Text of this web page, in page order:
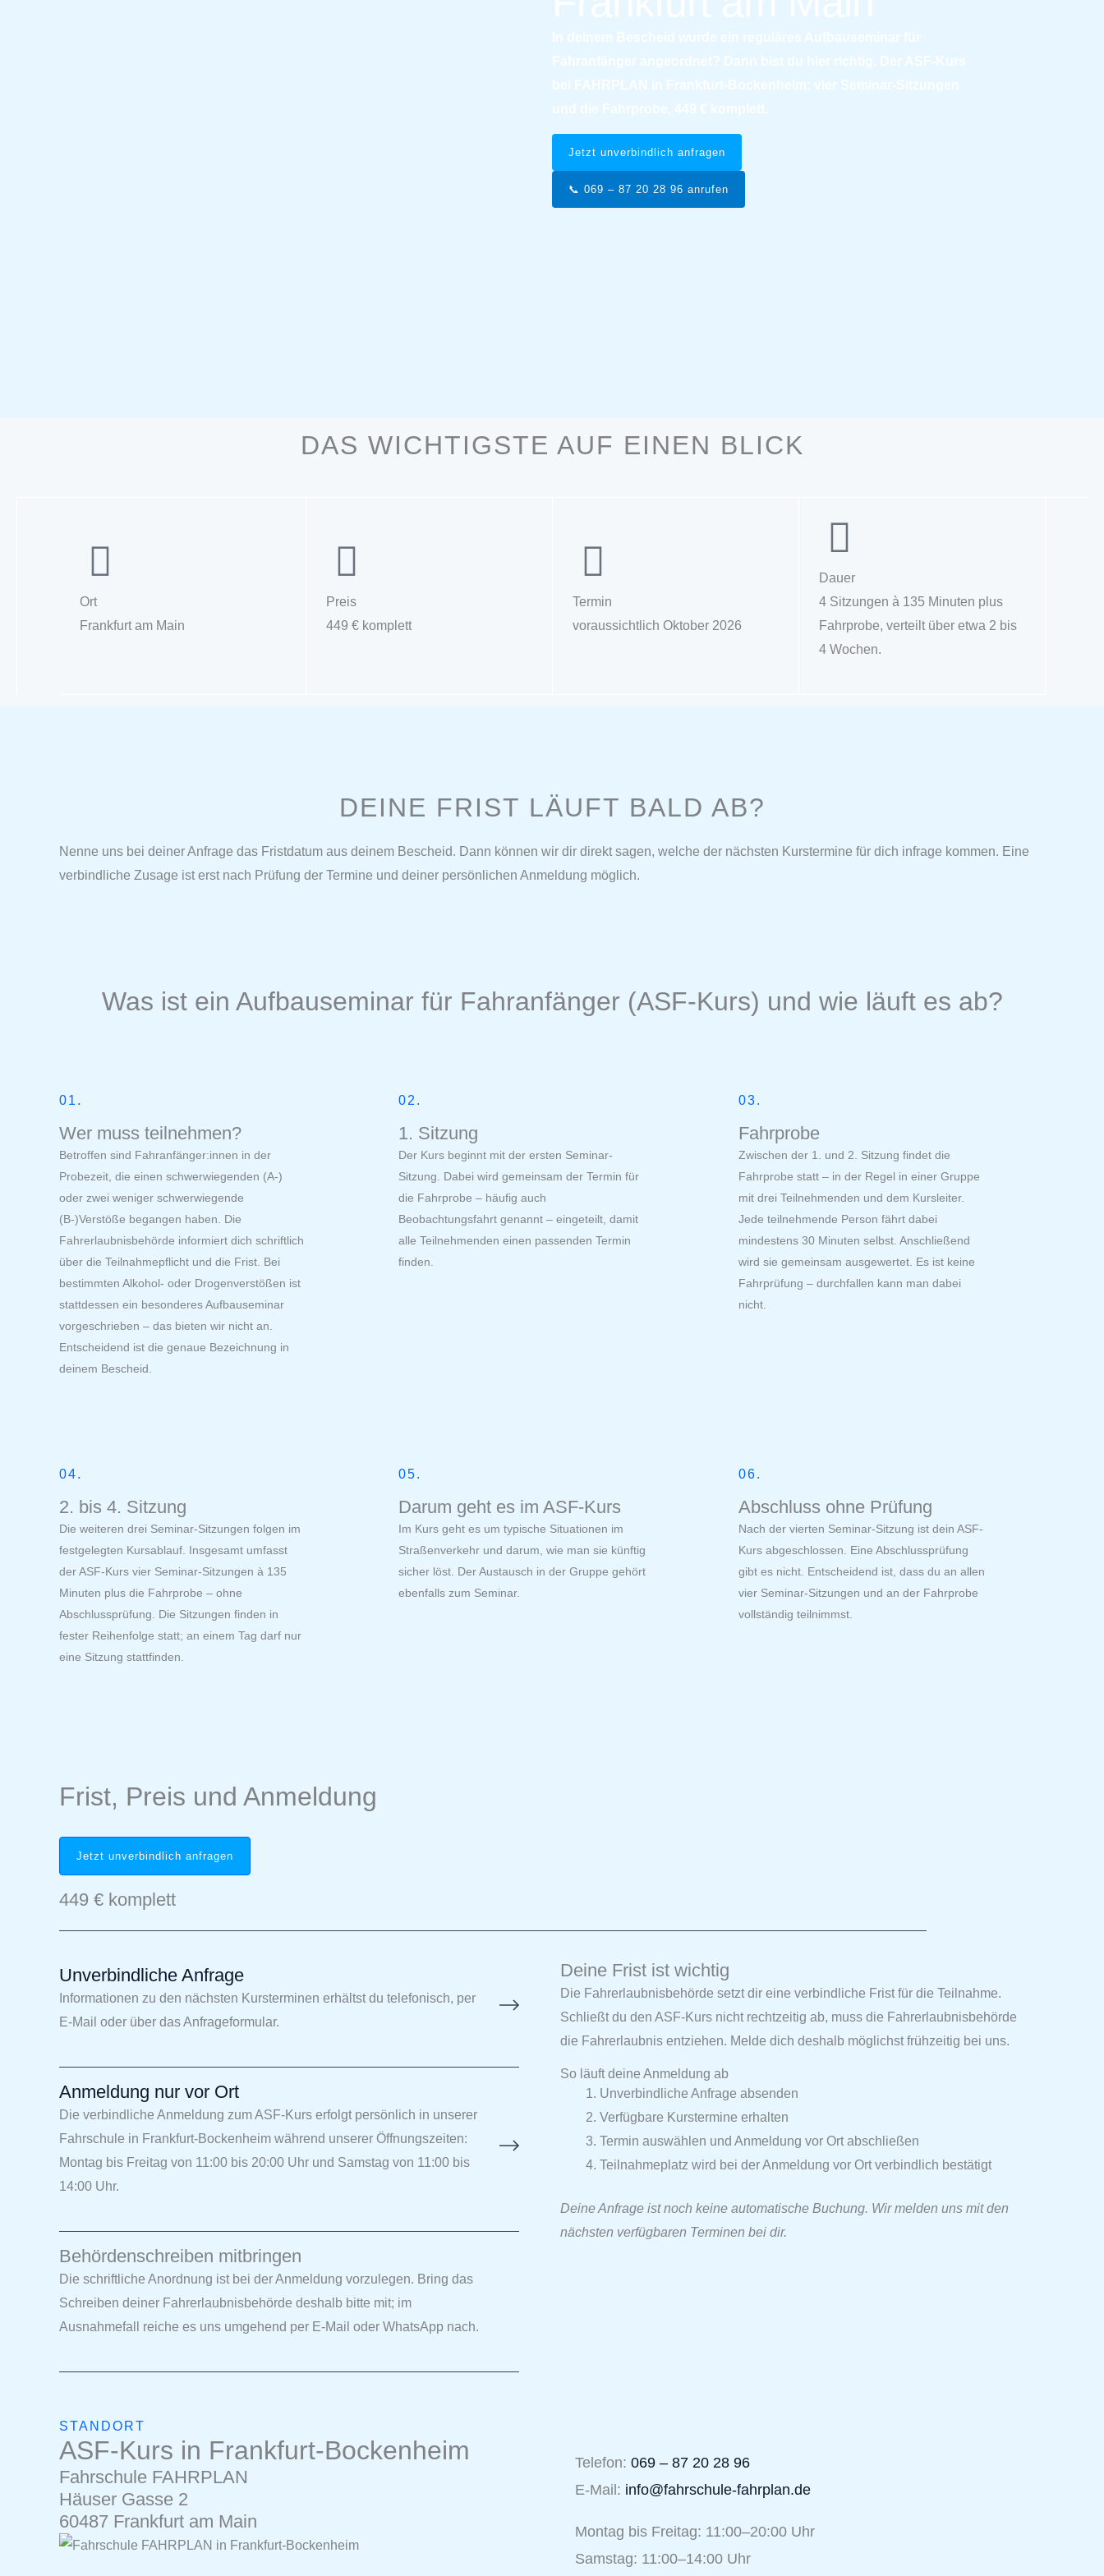
In deinem Bescheid wurde ein reguläres Aufbauseminar für
Fahranfänger angeordnet? Dann bist du hier richtig. Der ASF-Kurs
bei FAHRPLAN in Frankfurt-Bockenheim: vier Seminar-Sitzungen
und die Fahrprobe, 449 € komplett.
Jetzt unverbindlich anfragen
📞 069 – 87 20 28 96 anrufen
DAS WICHTIGSTE AUF EINEN BLICK
Ort
Frankfurt am Main
Preis
449 € komplett
Termin
voraussichtlich Oktober 2026
Dauer
4 Sitzungen à 135 Minuten plus
Fahrprobe, verteilt über etwa 2 bis
4 Wochen.
DEINE FRIST LÄUFT BALD AB?
Nenne uns bei deiner Anfrage das Fristdatum aus deinem Bescheid. Dann können wir dir direkt sagen, welche der nächsten Kurstermine für dich infrage kommen. Eine
verbindliche Zusage ist erst nach Prüfung der Termine und deiner persönlichen Anmeldung möglich.
Was ist ein Aufbauseminar für Fahranfänger (ASF-Kurs) und wie läuft es ab?
01.
Wer muss teilnehmen?
Betroffen sind Fahranfänger:innen in der
Probezeit, die einen schwerwiegenden (A-)
oder zwei weniger schwerwiegende
(B-)Verstöße begangen haben. Die
Fahrerlaubnisbehörde informiert dich schriftlich
über die Teilnahmepflicht und die Frist. Bei
bestimmten Alkohol- oder Drogenverstößen ist
stattdessen ein besonderes Aufbauseminar
vorgeschrieben – das bieten wir nicht an.
Entscheidend ist die genaue Bezeichnung in
deinem Bescheid.
02.
1. Sitzung
Der Kurs beginnt mit der ersten Seminar-
Sitzung. Dabei wird gemeinsam der Termin für
die Fahrprobe – häufig auch
Beobachtungsfahrt genannt – eingeteilt, damit
alle Teilnehmenden einen passenden Termin
finden.
03.
Fahrprobe
Zwischen der 1. und 2. Sitzung findet die
Fahrprobe statt – in der Regel in einer Gruppe
mit drei Teilnehmenden und dem Kursleiter.
Jede teilnehmende Person fährt dabei
mindestens 30 Minuten selbst. Anschließend
wird sie gemeinsam ausgewertet. Es ist keine
Fahrprüfung – durchfallen kann man dabei
nicht.
04.
2. bis 4. Sitzung
Die weiteren drei Seminar-Sitzungen folgen im
festgelegten Kursablauf. Insgesamt umfasst
der ASF-Kurs vier Seminar-Sitzungen à 135
Minuten plus die Fahrprobe – ohne
Abschlussprüfung. Die Sitzungen finden in
fester Reihenfolge statt; an einem Tag darf nur
eine Sitzung stattfinden.
05.
Darum geht es im ASF-Kurs
Im Kurs geht es um typische Situationen im
Straßenverkehr und darum, wie man sie künftig
sicher löst. Der Austausch in der Gruppe gehört
ebenfalls zum Seminar.
06.
Abschluss ohne Prüfung
Nach der vierten Seminar-Sitzung ist dein ASF-
Kurs abgeschlossen. Eine Abschlussprüfung
gibt es nicht. Entscheidend ist, dass du an allen
vier Seminar-Sitzungen und an der Fahrprobe
vollständig teilnimmst.
Frist, Preis und Anmeldung
Jetzt unverbindlich anfragen
449 € komplett
Unverbindliche Anfrage
Informationen zu den nächsten Kursterminen erhältst du telefonisch, per
E-Mail oder über das Anfrageformular.
Anmeldung nur vor Ort
Die verbindliche Anmeldung zum ASF-Kurs erfolgt persönlich in unserer
Fahrschule in Frankfurt-Bockenheim während unserer Öffnungszeiten:
Montag bis Freitag von 11:00 bis 20:00 Uhr und Samstag von 11:00 bis
14:00 Uhr.
Behördenschreiben mitbringen
Die schriftliche Anordnung ist bei der Anmeldung vorzulegen. Bring das
Schreiben deiner Fahrerlaubnisbehörde deshalb bitte mit; im
Ausnahmefall reiche es uns umgehend per E-Mail oder WhatsApp nach.
Deine Frist ist wichtig
Die Fahrerlaubnisbehörde setzt dir eine verbindliche Frist für die Teilnahme.
Schließt du den ASF-Kurs nicht rechtzeitig ab, muss die Fahrerlaubnisbehörde
die Fahrerlaubnis entziehen. Melde dich deshalb möglichst frühzeitig bei uns.
So läuft deine Anmeldung ab
Unverbindliche Anfrage absenden
Verfügbare Kurstermine erhalten
Termin auswählen und Anmeldung vor Ort abschließen
Teilnahmeplatz wird bei der Anmeldung vor Ort verbindlich bestätigt
Deine Anfrage ist noch keine automatische Buchung. Wir melden uns mit den
nächsten verfügbaren Terminen bei dir.
STANDORT
ASF-Kurs in Frankfurt-Bockenheim
Fahrschule FAHRPLAN
Häuser Gasse 2
60487 Frankfurt am Main
Telefon: 069 – 87 20 28 96
E-Mail: info@fahrschule-fahrplan.de
Montag bis Freitag: 11:00–20:00 Uhr
Samstag: 11:00–14:00 Uhr